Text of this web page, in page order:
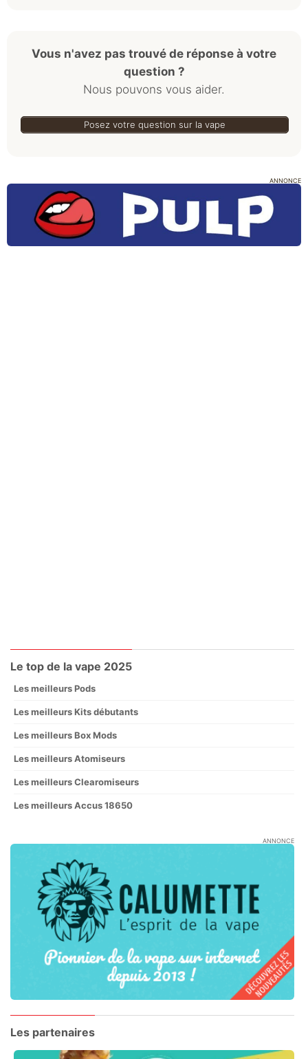
Vous n'avez pas trouvé de réponse à votre
question ?
Nous pouvons vous aider.
Posez votre question sur la vape
ANNONCE
Le top de la vape 2025
Les meilleurs Pods
Les meilleurs Kits débutants
Les meilleurs Box Mods
Les meilleurs Atomiseurs
Les meilleurs Clearomiseurs
Les meilleurs Accus 18650
ANNONCE
Les partenaires